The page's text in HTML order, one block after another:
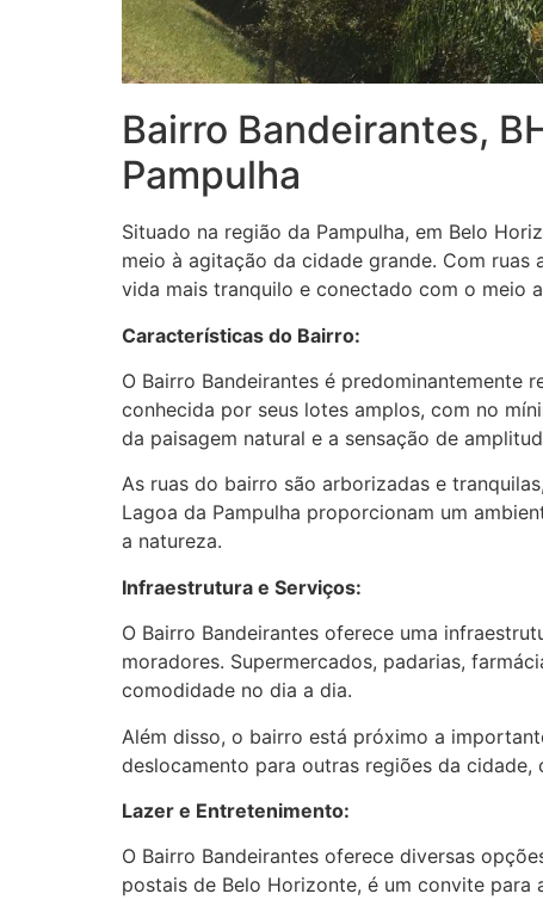
Bairro Bandeirantes,
Pampulha
Situado na região da Pampulha, em Belo
meio à agitação da cidade grande. Com
vida mais tranquilo e conectado com o meio
Características do Bairro:
O Bairro Bandeirantes é predominantemente
conhecida por seus lotes amplos, com no
da paisagem natural e a sensação de
As ruas do bairro são arborizadas e
Lagoa da Pampulha proporcionam um
a natureza.
Infraestrutura e Serviços:
O Bairro Bandeirantes oferece uma
moradores. Supermercados, padarias,
comodidade no dia a dia.
Além disso, o bairro está próximo a
deslocamento para outras regiões da cidade,
Lazer e Entretenimento:
O Bairro Bandeirantes oferece diversas
postais de Belo Horizonte, é um convite